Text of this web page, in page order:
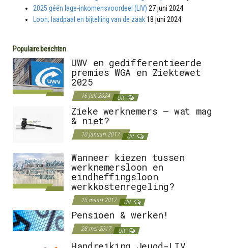
2025 géén lage-inkomensvoordeel (LIV) 27 juni 2024
Loon, laadpaal en bijtelling van de zaak18 juni 2024
Populaire berichten
UWV en gedifferentieerde
premies WGA en Ziektewet
2025
16 juli 2024 Uit
Zieke werknemers – wat mag
& niet?
10 januari 2017 Uit
Wanneer kiezen tussen
werknemersloon en
eindheffingsloon
werkkostenregeling?
15 maart 2017 Uit
Pensioen & werken!
28 mei 2017 Uit